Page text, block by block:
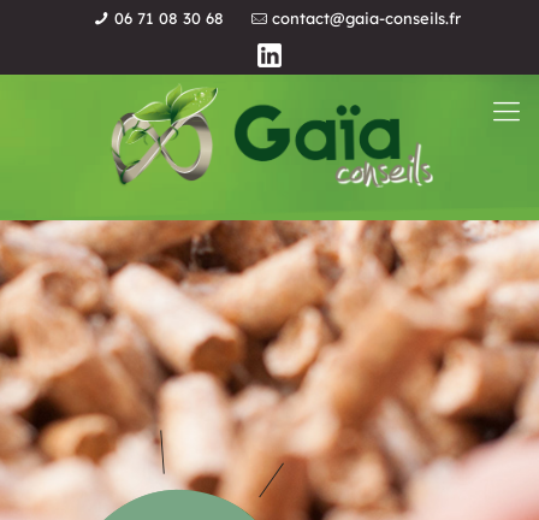
06 71 08 30 68 contact@gaia-conseils.fr